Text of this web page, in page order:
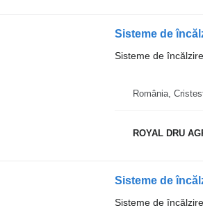
Sisteme de încălzire
România,
ROYAL DRU
Sisteme de încălzire